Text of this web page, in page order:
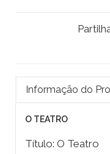
Informação do
O TEATRO
Título: O Teatro